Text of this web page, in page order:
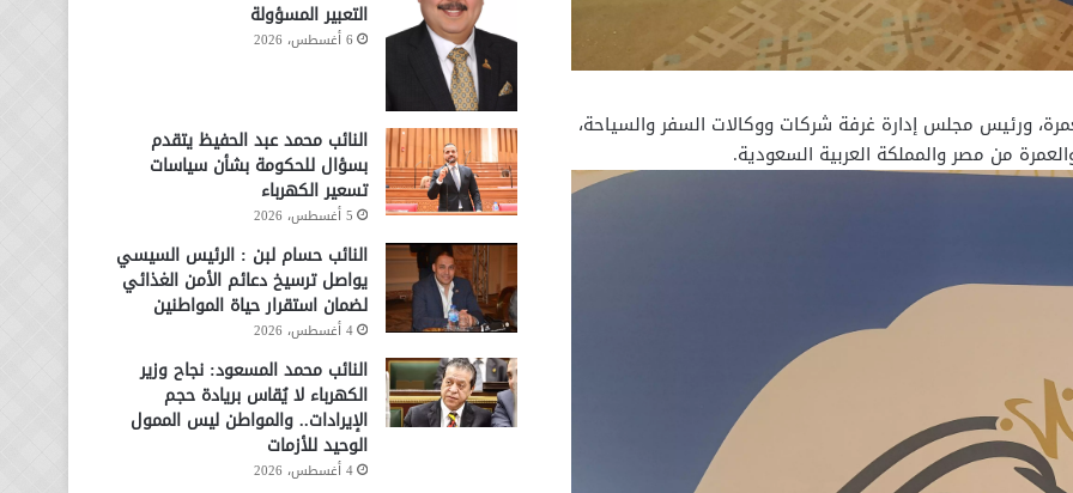
ورئيس مجلس إدارة غرفة شركات ووكالات السفر والسياحة،
من مصر والمملكة العربية السعودية.
التعبير المسؤولة
6 أغسطس، 2026
النائب محمد عبد الحفيظ يتقدم
بسؤال للحكومة بشأن سياسات
تسعير الكهرباء
5 أغسطس، 2026
النائب حسام لبن : الرئيس السيسي
يواصل ترسيخ دعائم الأمن الغذائي
لضمان استقرار حياة المواطنين
4 أغسطس، 2026
النائب محمد المسعود: نجاح وزير
الكهرباء لا يُقاس بريادة حجم
الإيرادات.. والمواطن ليس الممول
الوحيد للأزمات
4 أغسطس، 2026